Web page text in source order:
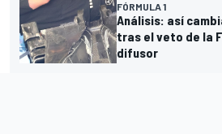
FÓRMULA 1
Análisis: así
tras el veto de la
difusor